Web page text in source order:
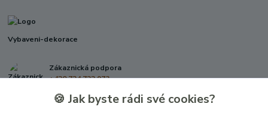
Vybaveni-dekorace
Zákaznická podpora
+420 724 722 973
🍪 Jak byste rádi své cookies?